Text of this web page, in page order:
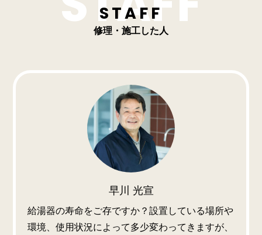
STAFF
修理・施工した人
早川 光宣
給湯器の寿命をご存ですか？設置している場所や
環境、使用状況によって多少変わってきますが、